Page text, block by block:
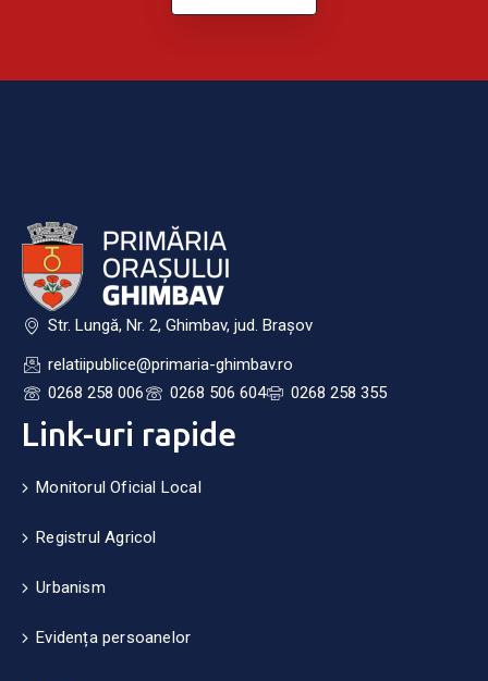
Str. Lungă, Nr. 2, Ghimbav, jud. Brașov
relatiipublice@primaria-ghimbav.ro
0268 258 006
0268 506 604 0268 258 355
Link-uri rapide
Monitorul Oficial Local
Registrul Agricol
Urbanism
Evidența persoanelor